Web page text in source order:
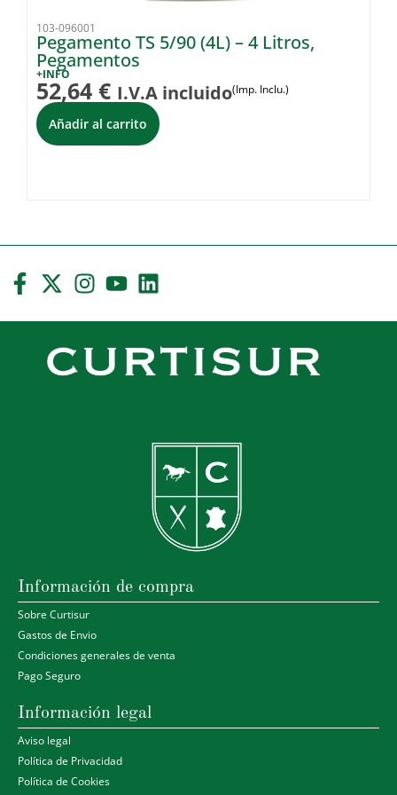
103-096001
Pegamento TS 5/90 (4L) – 4 Litros,
Pegamentos
+INFO
52,64 € I.V.A incluido(Imp. Inclu.)
Añadir al carrito
Información de compra
Sobre Curtisur
Gastos de Envio
Condiciones generales de venta
Pago Seguro
Información legal
Aviso legal
Política de Privacidad
Política de Cookies